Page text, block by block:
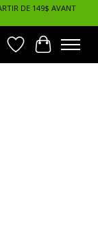
DE 149$ AVANT
Liste dePanier